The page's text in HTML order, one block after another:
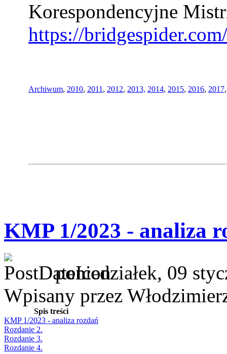
Korespondencyjne
https://
Archiwum, 2010, 2011 , 2012, 2013, 2014, 2015, 2016, 2017
KMP 1/2023 - analiza
poniedziałek, 09
Wpisany przez
Spis treści
KMP 1/2023 - analiza rozdań
Rozdanie 2.
Rozdanie 3.
Rozdanie 4.